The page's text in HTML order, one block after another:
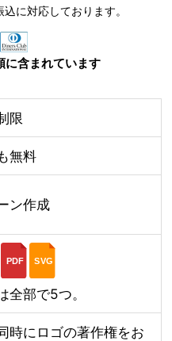
に対応しております。
に含まれています
限
無料
ン作成
PDF SVG
全部で5つ。
時にロゴの著作権をお